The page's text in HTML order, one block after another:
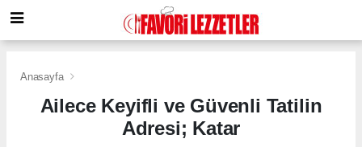
Anasayfa
Ailece Keyifli ve Güvenli Tatilin
Adresi; Katar